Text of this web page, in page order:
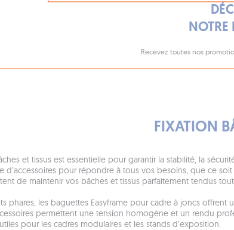
NOTRE
Recevez toutes nos
FIXATION
et tissus est essentielle pour garantir la stabilité, la
d’accessoires pour répondre à tous vos besoins, que ce
de maintenir vos bâches et tissus parfaitement tendus tout
phares, les baguettes Easyframe pour cadre à joncs
permettent une tension homogène et un rendu
pour les cadres modulaires et les stands d’exposition.